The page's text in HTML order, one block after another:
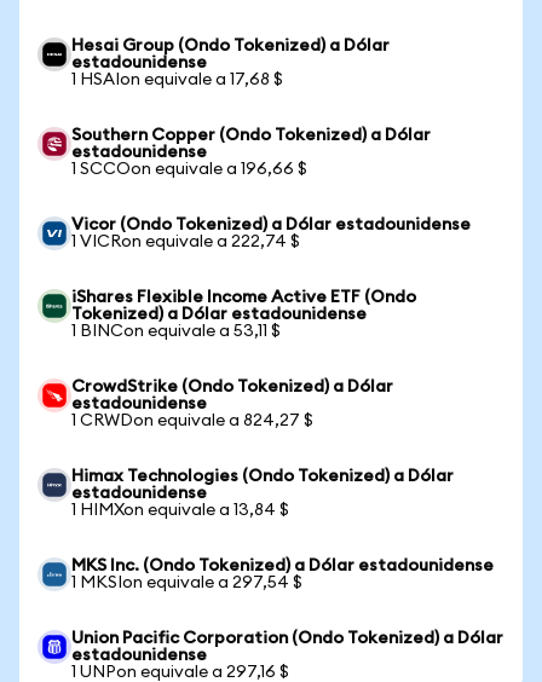
Hesai Group (Ondo Tokenized) a Dólar
estadounidense
1 HSAIon equivale a 17,68 $
Southern Copper (Ondo Tokenized) a Dólar
estadounidense
1 SCCOon equivale a 196,66 $
Vicor (Ondo Tokenized) a Dólar estadounidense
1 VICRon equivale a 222,74 $
iShares Flexible Income Active ETF (Ondo
Tokenized) a Dólar estadounidense
1 BINCon equivale a 53,11 $
CrowdStrike (Ondo Tokenized) a Dólar
estadounidense
1 CRWDon equivale a 824,27 $
Himax Technologies (Ondo Tokenized) a Dólar
estadounidense
1 HIMXon equivale a 13,84 $
MKS Inc. (Ondo Tokenized) a Dólar estadounidense
1 MKSIon equivale a 297,54 $
Union Pacific Corporation (Ondo Tokenized) a Dólar
estadounidense
1 UNPon equivale a 297,16 $